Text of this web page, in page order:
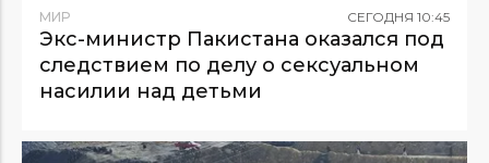
МИР СЕГОДНЯ 10:45
Экс-министр Пакистана оказался под
следствием по делу о сексуальном
насилии над детьми